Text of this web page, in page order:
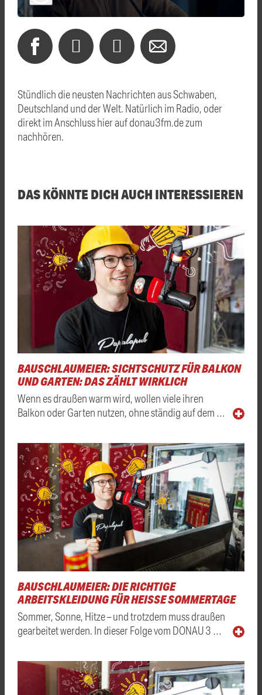
Stündlich die neusten Nachrichten aus Schwaben,
Deutschland und der Welt. Natürlich im Radio, oder
direkt im Anschluss hier auf donau3fm.de zum
nachhören.
DAS KÖNNTE DICH AUCH INTERESSIEREN
BAUSCHLAUMEIER: SICHTSCHUTZ FÜR BALKON
UND GARTEN: DAS ZÄHLT WIRKLICH
Wenn es draußen warm wird, wollen viele ihren
Balkon oder Garten nutzen, ohne ständig auf dem …
BAUSCHLAUMEIER: DIE RICHTIGE
ARBEITSKLEIDUNG FÜR HEISSE SOMMERTAGE
Sommer, Sonne, Hitze – und trotzdem muss draußen
gearbeitet werden. In dieser Folge vom DONAU 3 …